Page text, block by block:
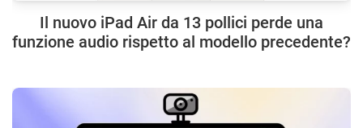
Il nuovo iPad Air da 13 pollici perde una
funzione audio rispetto al modello precedente?